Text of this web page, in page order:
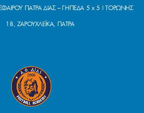
ΠΑΤΡΑ ΔΙΑΣ – ΓΗΠΕΔΑ 5 x 5 | ΤΟΡΩΝΗΣ
18, ΖΑΡΟΥΧΛΕΪΚΑ, ΠΑΤΡΑ